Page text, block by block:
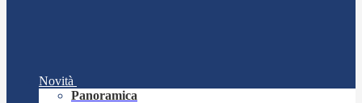
Novità
Panoramica